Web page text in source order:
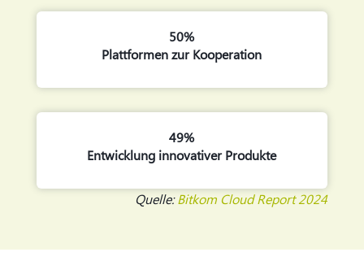
50%
Plattformen zur Kooperation
49%
Entwicklung innovativer Produkte
Quelle:Bitkom Cloud Report 2024